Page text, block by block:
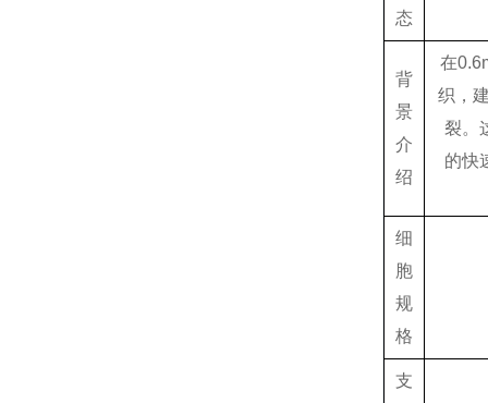
态
背
景
介
绍
在
织，
裂。
的快
细
胞
规
格
支